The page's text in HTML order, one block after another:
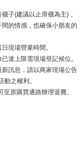
子(建議以止滑襪為主) 。
的情感，也確保小朋友的
現場營業時間。
達上限需現場登記候位。
訊息，請以商家現場公告
之權利。
原購買通路辦理退費。